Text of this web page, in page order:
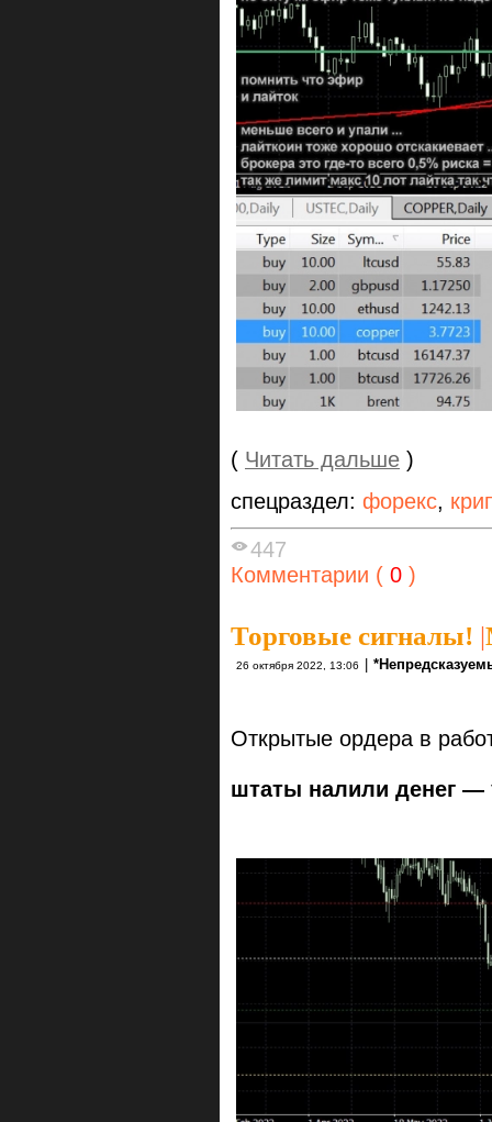
( Читать дальше )
спецраздел: форекс,
447
Комментарии ( 0 )
Торговые сигналы! |
26 октября 2022, 13:06
Открытые ордера в
штаты налили денег